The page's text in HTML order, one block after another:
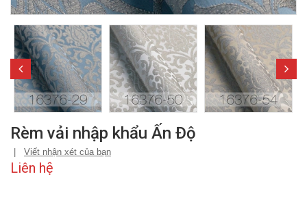
Rèm vải nhập khẩu Ấn Độ
Viết nhận xét của bạn
Liên hệ